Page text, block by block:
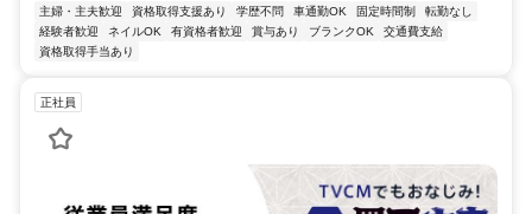
主婦・主夫歓迎 資格取得支援あり 学歴不問 車通勤OK 固定時間制
転勤なし
経験者歓迎
ネイルOK 有資格者歓迎 賞与あり ブランクOK
交通費支給
資格取得手当あり
正社員